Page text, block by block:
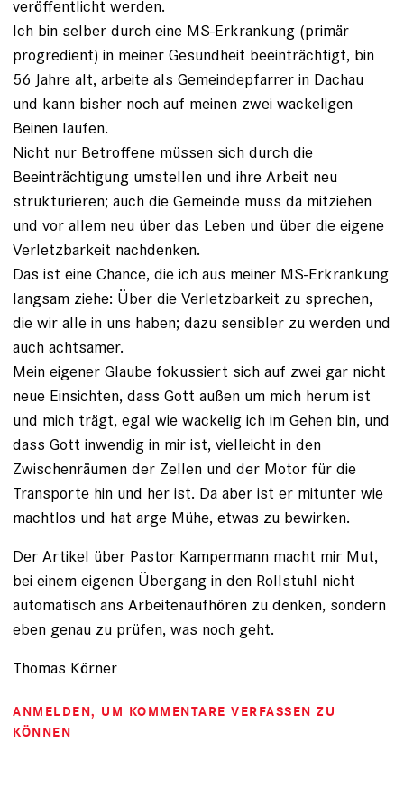
veröffentlicht werden.
Ich bin selber durch eine MS-Erkrankung (primär
progredient) in meiner Gesundheit beeinträchtigt, bin
56 Jahre alt, arbeite als Gemeindepfarrer in Dachau
und kann bisher noch auf meinen zwei wackeligen
Beinen laufen.
Nicht nur Betroffene müssen sich durch die
Beeinträchtigung umstellen und ihre Arbeit neu
strukturieren; auch die Gemeinde muss da mitziehen
und vor allem neu über das Leben und über die eigene
Verletzbarkeit nachdenken.
Das ist eine Chance, die ich aus meiner MS-Erkrankung
langsam ziehe: Über die Verletzbarkeit zu sprechen,
die wir alle in uns haben; dazu sensibler zu werden und
auch achtsamer.
Mein eigener Glaube fokussiert sich auf zwei gar nicht
neue Einsichten, dass Gott außen um mich herum ist
und mich trägt, egal wie wackelig ich im Gehen bin, und
dass Gott inwendig in mir ist, vielleicht in den
Zwischenräumen der Zellen und der Motor für die
Transporte hin und her ist. Da aber ist er mitunter wie
machtlos und hat arge Mühe, etwas zu bewirken.
Der Artikel über Pastor Kampermann macht mir Mut,
bei einem eigenen Übergang in den Rollstuhl nicht
automatisch ans Arbeitenaufhören zu denken, sondern
eben genau zu prüfen, was noch geht.
Thomas Körner
ANMELDEN, UM KOMMENTARE VERFASSEN ZU
KÖNNEN